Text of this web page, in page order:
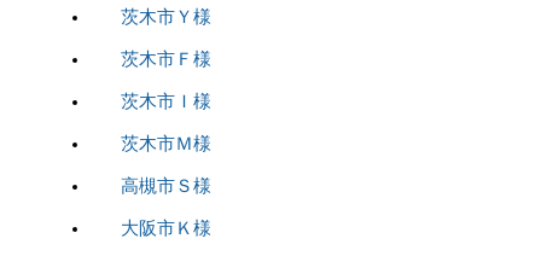
茨木市Ｙ様
茨木市Ｆ様
茨木市Ｉ様
茨木市Ｍ様
高槻市Ｓ様
大阪市Ｋ様